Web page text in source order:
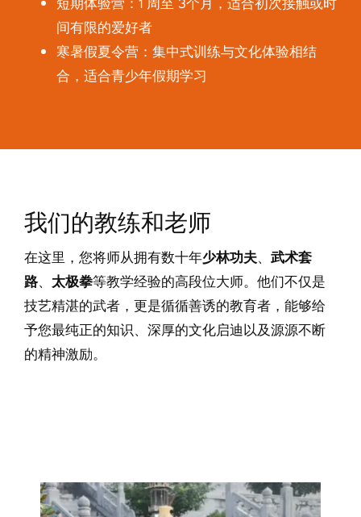
间有限的爱好者
寒暑假夏令营：集中式训练与文化体验相结
合，适合青少年假期学习
我们的教练和老师
在这里，您将师从拥有数十年少林功夫、 武术套
路、 太极拳等教学经验的高段位大师。他们不仅是
技艺精湛的武者，更是循循善诱的教育者，能够给
予您最纯正的知识、深厚的文化启迪以及源源不断
的精神激励。